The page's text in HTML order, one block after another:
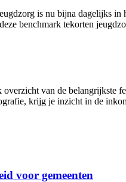
is nu bijna dagelijks in
benchmark tekorten
van de belangrijkste
krijg je inzicht in de
voor gemeenten